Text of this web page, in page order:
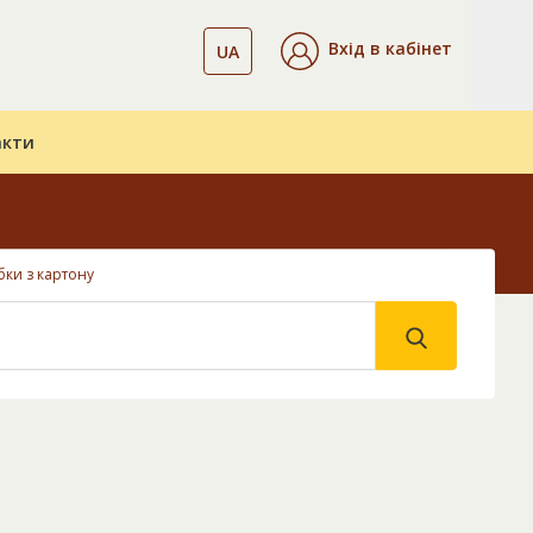
UA Вхід в кабінет
з картону